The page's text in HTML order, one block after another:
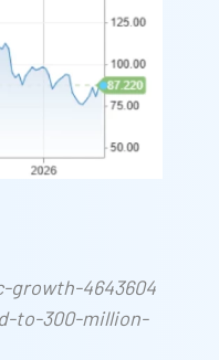
4643604
to-300-million-